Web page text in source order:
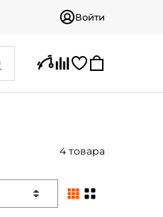
Войти
4 товара